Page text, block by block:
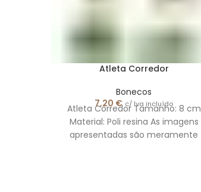
Atleta Corredor
Bonecos
7,20 € c/ Iva incluído
Atleta Corredor Tamanho: 8 cm
Material: Poli resina As imagens
apresentadas são meramente